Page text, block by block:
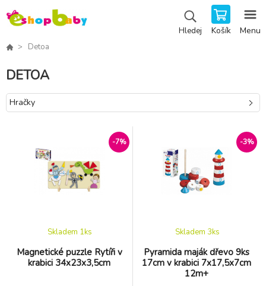
Hledej Košík Menu
Detoa
DETOA
Hračky
-7%
Magnetické puzzle Rytíři v
krabici 34x23x3,5cm
Skladem 1ks
-3%
Pyramida maják dřevo 9ks
17cm v krabici 7x17,5x7cm
12m+
Skladem 3ks